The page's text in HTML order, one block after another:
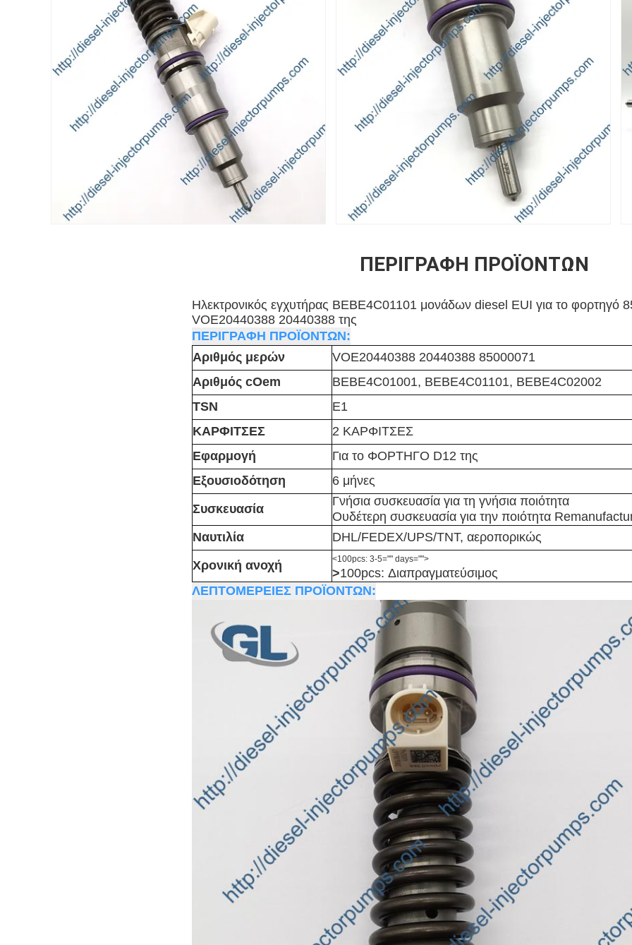
ΠΕΡΙΓΡΑΦΉ ΠΡΟΪΌΝΤΩΝ
Ηλεκτρονικός εγχυτήρας BEBE4C01101 μονάδων diesel EUI για το φορτηγό
VOE20440388 20440388 της
ΠΕΡΙΓΡΑΦΗ ΠΡΟΪΟΝΤΩΝ:
Αριθμός μερών
VOE20440388 20440388 85000071
Αριθμός cOem
BEBE4C01001, BEBE4C01101, BEBE4C02002
TSN
E1
ΚΑΡΦΙΤΣΕΣ
2 ΚΑΡΦΙΤΣΕΣ
Εφαρμογή
Για το ΦΟΡΤΗΓΟ D12 της
Εξουσιοδότηση
6 μήνες
Συσκευασία
Γνήσια συσκευασία για τη γνήσια ποιότητα
Ουδέτερη συσκευασία για την ποιότητα
Ναυτιλία
DHL/FEDEX/UPS/TNT, αεροπορικώς
Χρονική ανοχή
<100pcs: 3-5="" days="">
>100pcs: Διαπραγματεύσιμος
ΛΕΠΤΟΜΕΡΕΙΕΣ ΠΡΟΪΟΝΤΩΝ: